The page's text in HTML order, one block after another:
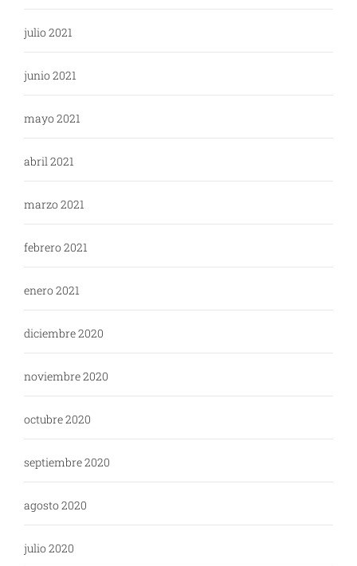
julio 2021
junio 2021
mayo 2021
abril 2021
marzo 2021
febrero 2021
enero 2021
diciembre 2020
noviembre 2020
octubre 2020
septiembre 2020
agosto 2020
julio 2020